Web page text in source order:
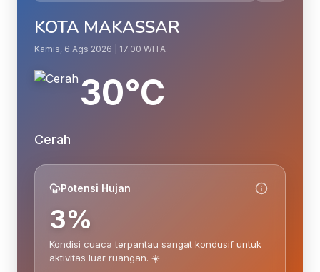
KOTA MAKASSAR
Kamis, 6 Ags 2026 | 17.00 WITA
30°C
Cerah
Potensi Hujan
3%
Kondisi cuaca terpantau sangat kondusif untuk
aktivitas luar ruangan. ☀️